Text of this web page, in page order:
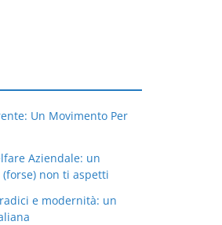
Un Movimento Per
Aziendale: un
(forse) non ti aspetti
e modernità: un